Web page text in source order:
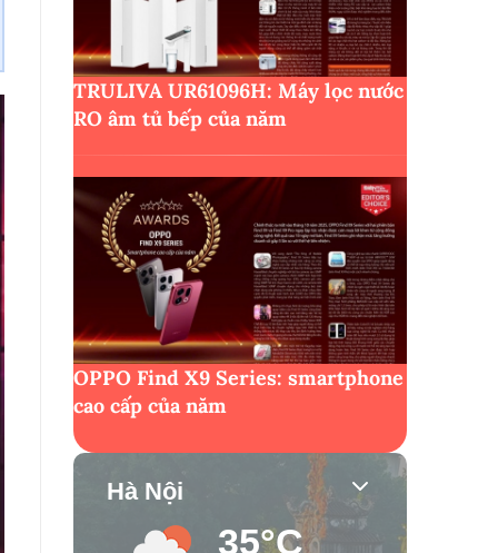
TRULIVA UR61096H: Máy lọc nước
RO âm tủ bếp của năm
OPPO Find X9 Series: smartphone
cao cấp của năm
Hà Nội
35°C